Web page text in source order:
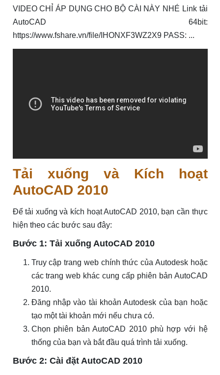
VIDEO CHỈ ÁP DỤNG CHO BỘ CÀI NÀY NHÉ Link tải
AutoCAD 64bit:
https://www.fshare.vn/file/IHONXF3WZ2X9 PASS: ...
Tải xuống và Kích hoạt
AutoCAD 2010
Để tải xuống và kích hoạt AutoCAD 2010, bạn cần thực
hiện theo các bước sau đây:
Bước 1: Tải xuống AutoCAD 2010
Truy cập trang web chính thức của Autodesk hoặc
các trang web khác cung cấp phiên bản AutoCAD
2010.
Đăng nhập vào tài khoản Autodesk của bạn hoặc
tạo một tài khoản mới nếu chưa có.
Chọn phiên bản AutoCAD 2010 phù hợp với hệ
thống của bạn và bắt đầu quá trình tải xuống.
Bước 2: Cài đặt AutoCAD 2010